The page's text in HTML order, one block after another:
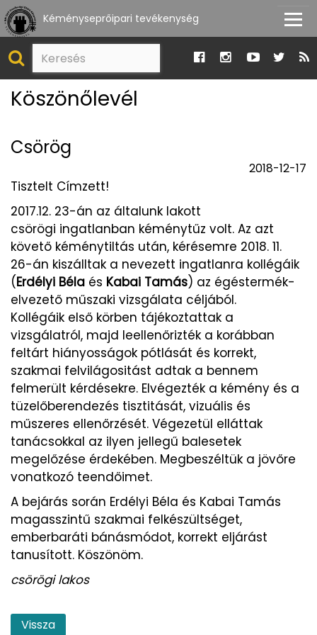
Kéményseprőipari tevékenység
Köszönőlevél
Csörög
2018-12-17
Tisztelt Címzett!
2017.12. 23-án az általunk lakott
csörögi ingatlanban kéménytűz volt. Az azt
követő kéménytiltás után, kérésemre 2018. 11.
26-án kiszálltak a nevezett ingatlanra kollégáik
(Erdélyi Béla és Kabai Tamás) az égéstermék-
elvezető műszaki vizsgálata céljából.
Kollégáik első körben tájékoztattak a
vizsgálatról, majd leellenőrizték a korábban
feltárt hiányosságok pótlását és korrekt,
szakmai felvilágositást adtak a bennem
felmerült kérdésekre. Elvégezték a kémény és a
tüzelőberendezés tisztitását, vizuális és
műszeres ellenőrzését. Végezetül elláttak
tanácsokkal az ilyen jellegű balesetek
megelőzése érdekében. Megbeszéltük a jövőre
vonatkozó teendőimet.
A bejárás során Erdélyi Béla és Kabai Tamás
magasszintű szakmai felkészültséget,
emberbaráti bánásmódot, korrekt eljárást
tanusított. Köszönöm.
csörögi lakos
Vissza